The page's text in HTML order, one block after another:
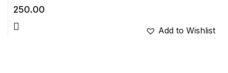
250.00
Add to Wishlist